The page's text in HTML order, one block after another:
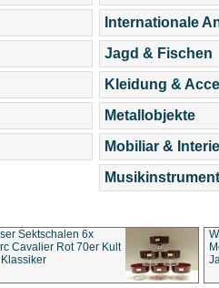
Internationale
Jagd & Fischen
Kleidung &
Metallobjekte
Mobiliar &
Sektschalen 6x
Cavalier Rot 70er Kult